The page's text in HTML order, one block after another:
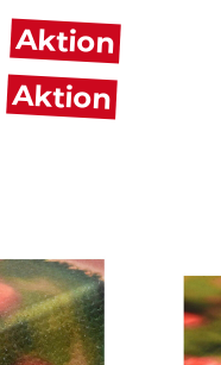
Aktion
Aktion